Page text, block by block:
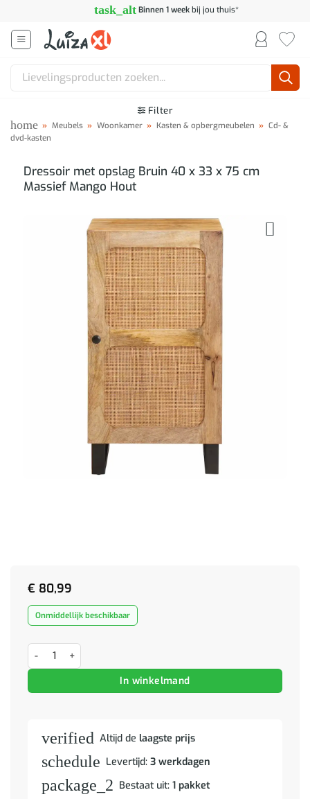
inhoud
task_alt Binnen 1 weekbij jou thuis*
Zoeken
Filter
home » Meubels » Woonkamer » Kasten & opbergmeubelen » Cd- &
dvd-kasten
Dressoir met opslag Bruin 40 x 33 x 75 cm
Massief Mango Hout
€ 80,99
Onmiddellijk beschikbaar
Dressoir met opslag Bruin 40 x 33 x 75 cm Massief Mango Hout
In winkelmand
verified Altijd de laagste prijs
schedule Levertijd: 3 werkdagen
package_2 Bestaat uit: 1 pakket